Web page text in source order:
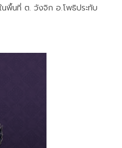
พื้นที่ ต. วังจิก อ.โพธิประทับ